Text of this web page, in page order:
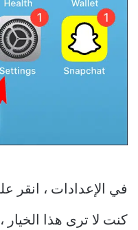
في الإعدادات ، انقر
كنت لا ترى هذا الخيار